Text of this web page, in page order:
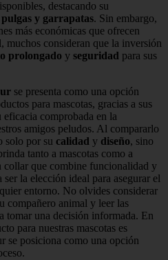
destacando su
y garrapatas. Sin embargo,
más económicas que ofrecen
muchos consideran que la inversión
prolongado y seguridad para sus
se presenta como una opción
para mascotas, gracias a sus
eficacia comprobada en la
amigos peludos. Al compararlo
solo por su calidad y diseño, sino
tanto a mascotas como a
collar que combine funcionalidad y
ser la elección ideal para asegurar el
entorno. No olvides considerar
compañero animal y leer las
tomar una decisión informada. En
para nuestras mascotas es
se posiciona como una opción